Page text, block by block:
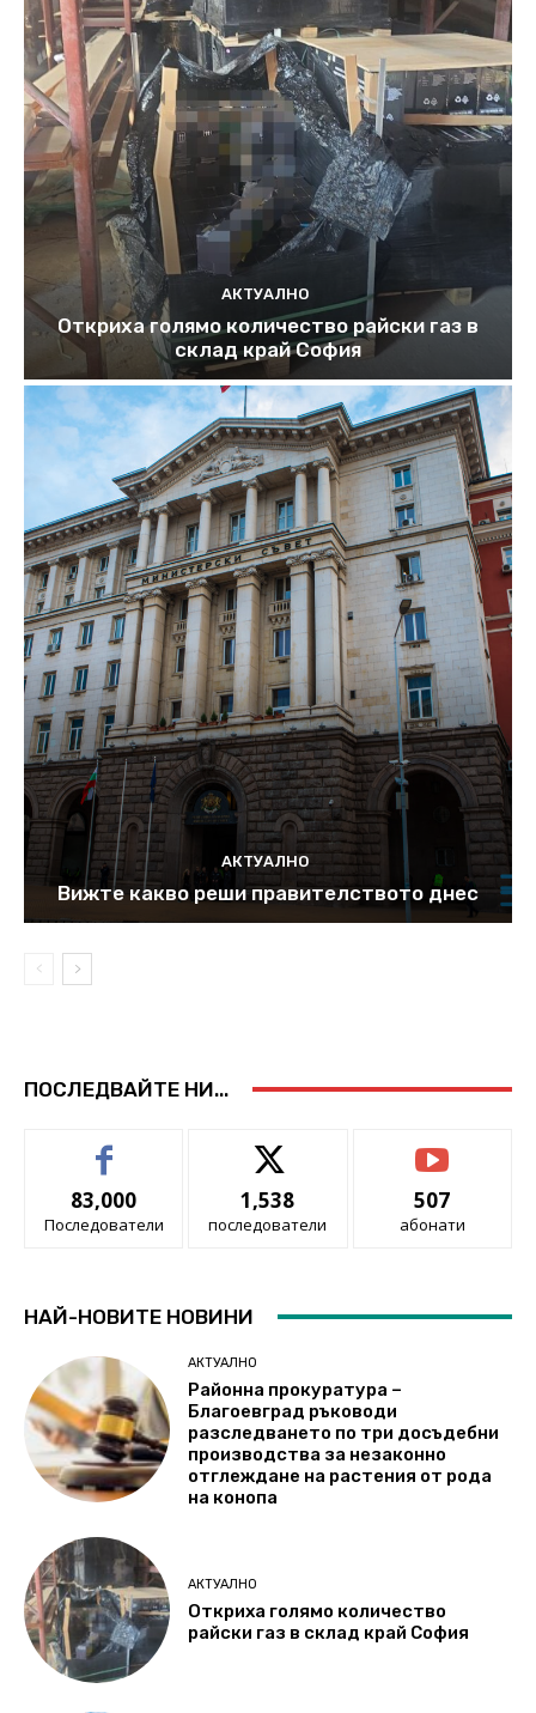
АКТУАЛНО
Откриха голямо количество райски газ в
склад край София
АКТУАЛНО
Вижте какво реши правителството днес
ПОСЛЕДВАЙТЕ НИ...
83,000
Последователи
1,538
последователи
507
абонати
НАЙ-НОВИТЕ НОВИНИ
АКТУАЛНО
Районна прокуратура –
Благоевград ръководи
разследването по три досъдебни
производства за незаконно
отглеждане на растения от рода
на конопа
АКТУАЛНО
Откриха голямо количество
райски газ в склад край София